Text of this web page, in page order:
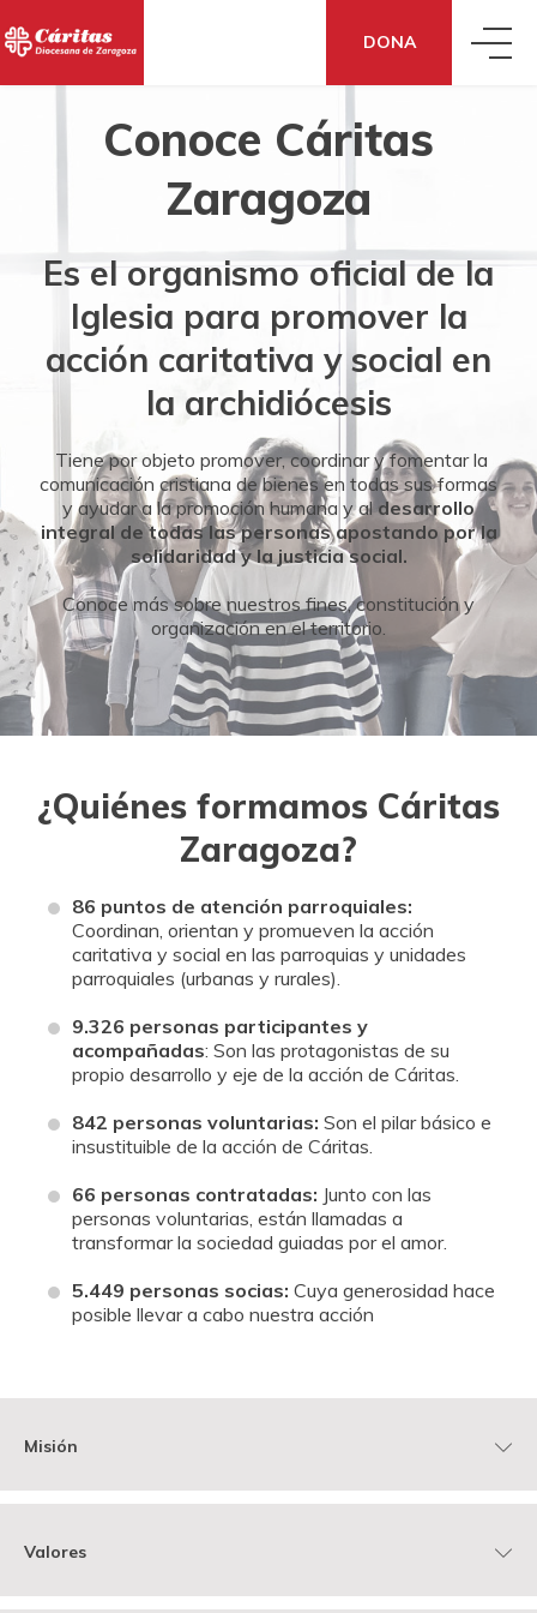
DONA
BUSCADOR
ACCESO PARA USUARIOS
QUIÉNES SOMOS
CONOCE CÁRITAS
DÓNDE ESTAMOS
CÓMO NOS FINANCIAMOS
TRANSPARENCIA
ACCIÓN SOCIAL
ECONOMÍA SOLIDARIA
COOPERACIÓN INTERNACIONAL
DONA
HAZTE VOLUNTARIO
ENTIDADES SOLIDARIAS
HERENCIAS Y LEGADOS
OTRAS FORMAS DE COLABORAR
TE AYUDAMOS
DONA
Conoce Cáritas
Zaragoza
Es el organismo oficial de la
Iglesia para promover la
acción caritativa y social en
la archidiócesis
Tiene por objeto promover, coordinar y fomentar la
comunicación cristiana de bienes en todas sus formas
y ayudar a la promoción humana y aldesarrollo
integral de todas las personas apostando por la
solidaridad y la justicia social.
Conoce más sobre nuestros fines, constitución y
organización en el territorio.
¿Quiénes formamos Cáritas
Zaragoza?
86 puntos de atención parroquiales:
Coordinan, orientan y promueven la acción
caritativa y social en las parroquias y unidades
parroquiales (urbanas y rurales).
9.326 personas participantes y
acompañadas: Son las protagonistas de su
propio desarrollo y eje de la acción de Cáritas.
842 personas voluntarias: Son el pilar básico e
insustituible de la acción de Cáritas.
66 personas contratadas: Junto con las
personas voluntarias, están llamadas a
transformar la sociedad guiadas por el amor.
5.449 personas socias: Cuya generosidad hace
posible llevar a cabo nuestra acción
Misión
Ser testimonio del amor de Dios y de la fraternidad de la
con las más empobrecidas y excluidas, optando por una
Valores